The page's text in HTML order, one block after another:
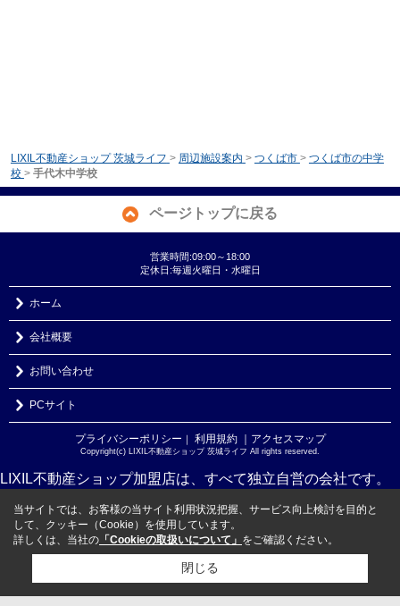
LIXIL不動産ショップ 茨城ライフ > 周辺施設案内 > つくば市 > つくば市の中学
校 > 手代木中学校
ページトップに戻る
営業時間:09:00～18:00
定休日:毎週火曜日・水曜日
ホーム
会社概要
お問い合わせ
PCサイト
プライバシーポリシー ｜ 利用規約 ｜アクセスマップ
Copyright(c) LIXIL不動産ショップ 茨城ライフ All rights reserved.
LIXIL不動産ショップ加盟店は、すべて独立自営の会社です。
当サイトでは、お客様の当サイト利用状況把握、サービス向上検討を目的と
して、クッキー（Cookie）を使用しています。
詳しくは、当社の 「Cookieの取扱いについて」 をご確認ください。
閉じる